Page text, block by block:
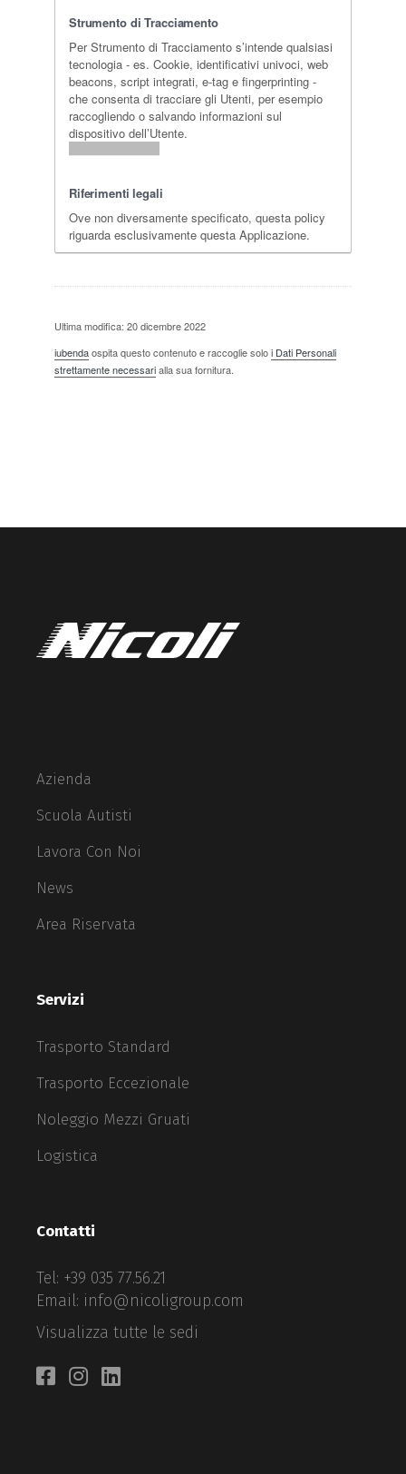
Strumento di Tracciamento
Per Strumento di Tracciamento s’intende qualsiasi
tecnologia - es. Cookie, identificativi univoci, web
beacons, script integrati, e-tag e fingerprinting -
che consenta di tracciare gli Utenti, per esempio
raccogliendo o salvando informazioni sul
dispositivo dell’Utente.
Riferimenti legali
Ove non diversamente specificato, questa policy
riguarda esclusivamente questa Applicazione.
Ultima modifica: 20 dicembre 2022
iubendaospita questo contenuto e raccoglie soloi Dati Personali
strettamente necessarialla sua fornitura.
Azienda
Scuola Autisti
Lavora Con Noi
News
Area Riservata
Servizi
Trasporto Standard
Trasporto Eccezionale
Noleggio Mezzi Gruati
Logistica
Contatti
Tel: +39 035 77.56.21
Email: info@nicoligroup.com
Visualizza tutte le sedi